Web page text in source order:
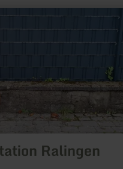
Ralingen